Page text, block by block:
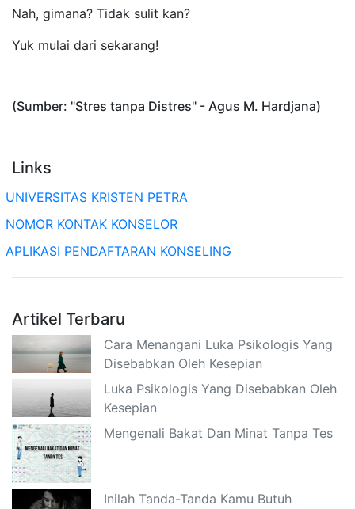
Nah, gimana? Tidak sulit kan?
Yuk mulai dari sekarang!
(Sumber: "Stres tanpa Distres" - Agus M. Hardjana)
Links
UNIVERSITAS KRISTEN PETRA
NOMOR KONTAK KONSELOR
APLIKASI PENDAFTARAN KONSELING
Artikel Terbaru
Cara Menangani Luka Psikologis Yang
Disebabkan Oleh Kesepian
Luka Psikologis Yang Disebabkan Oleh
Kesepian
Mengenali Bakat Dan Minat Tanpa Tes
Inilah Tanda-Tanda Kamu Butuh